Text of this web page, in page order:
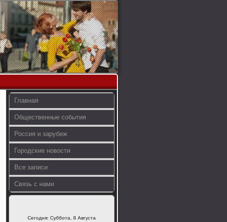
Главная
Общественные события
Россия и зарубеж
Городские новости
Все записи
Связь с нами
Сегодня: Суббота, 8 Августа